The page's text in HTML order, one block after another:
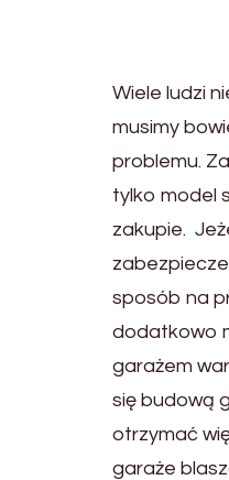
Wiele ludzi
musimy
problemu.
tylko model
zakupie.
sposób na
dodatkowo
garażem
się budową
otrzymać
garaże